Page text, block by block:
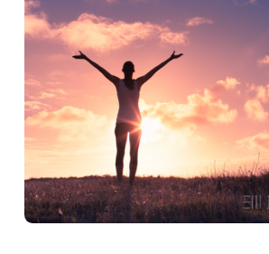
의약품 안전성 서한